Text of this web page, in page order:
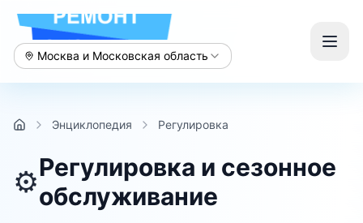
Москва и Московская область
Энциклопедия Регулировка
⚙️Регулировка и сезонное
обслуживание